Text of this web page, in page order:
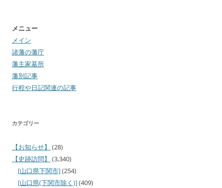
メニュー
メイン
諸藩の藩庁
藩主家墓所
藩別記事
行程や日記関連の記事
カテゴリー
【お知らせ】
(28)
【史跡訪問】
(3,340)
[山口県下関市](254)
[山口県(下関市除く)](409)